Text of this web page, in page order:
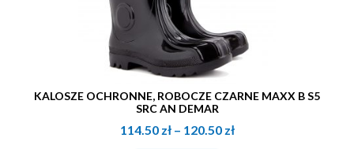
KALOSZE OCHRONNE, ROBOCZE CZARNE MAXX B S5
SRC AN DEMAR
114.50 zł– 120.50 zł